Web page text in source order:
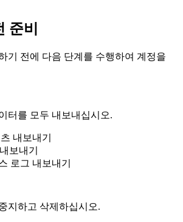
준비
기 전에 다음 단계를 수행하여 계정을
터를 모두 내보내십시오.
내보내기
보내기
로그 내보내기
지하고 삭제하십시오.